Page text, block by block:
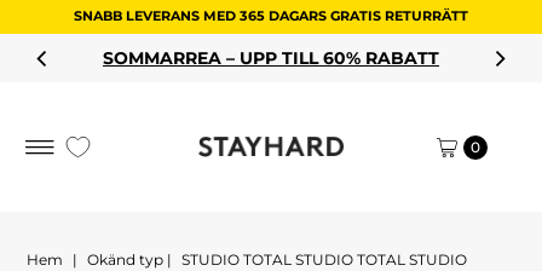
SNABB LEVERANS MED 365 DAGARS GRATIS RETURRÄTT
SOMMARREA – UPP TILL 60% RABATT
0
Hem | Okänd typ |
STUDIO TOTAL STUDIO TOTAL STUDIO